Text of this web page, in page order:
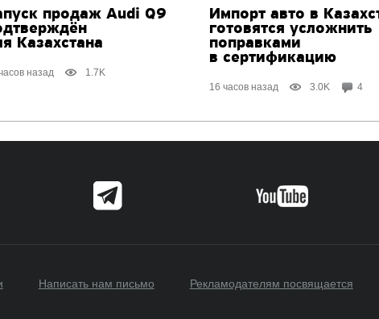
продаж Audi Q9
Казахстана
назад 1.7K
Импорт авто в
готовятся усложнить
поправками
в сертификацию
16 часов назад 3.0K 4
Написать нам письмо Рекламодателям посвящается